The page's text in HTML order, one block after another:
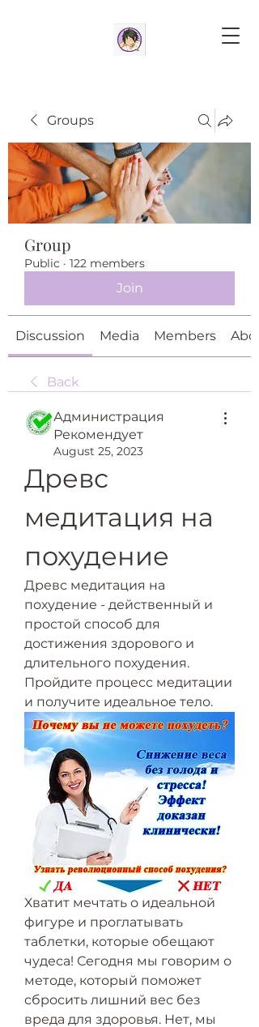
Groups
Group
Public · 122 members
Join
Discussion Media Members
Back
Администрация
Рекомендует
August 25, 2023
Древс
медитация на
похудение
Древс медитация на
похудение - действенный и
простой способ для
достижения здорового и
длительного похудения.
Пройдите процесс медитации
и получите идеальное тело.
Хватит мечтать о идеальной
фигуре и проглатывать
таблетки, которые обещают
чудеса! Сегодня мы говорим о
методе, который поможет
сбросить лишний вес без
вреда для здоровья. Нет, мы